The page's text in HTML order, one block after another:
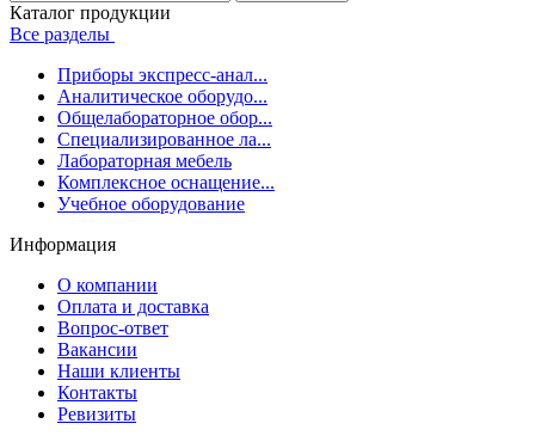
Каталог продукции
Все разделы
Приборы экспресс-анал...
Аналитическое оборудо...
Общелабораторное обор...
Специализированное ла...
Лабораторная мебель
Комплексное оснащение...
Учебное оборудование
Информация
О компании
Оплата и доставка
Вопрос-ответ
Вакансии
Наши клиенты
Контакты
Ревизиты